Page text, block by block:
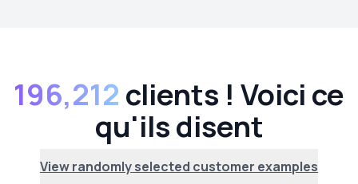
196,212 clients ! Voici ce
qu'ils disent
View randomly selected customer examples